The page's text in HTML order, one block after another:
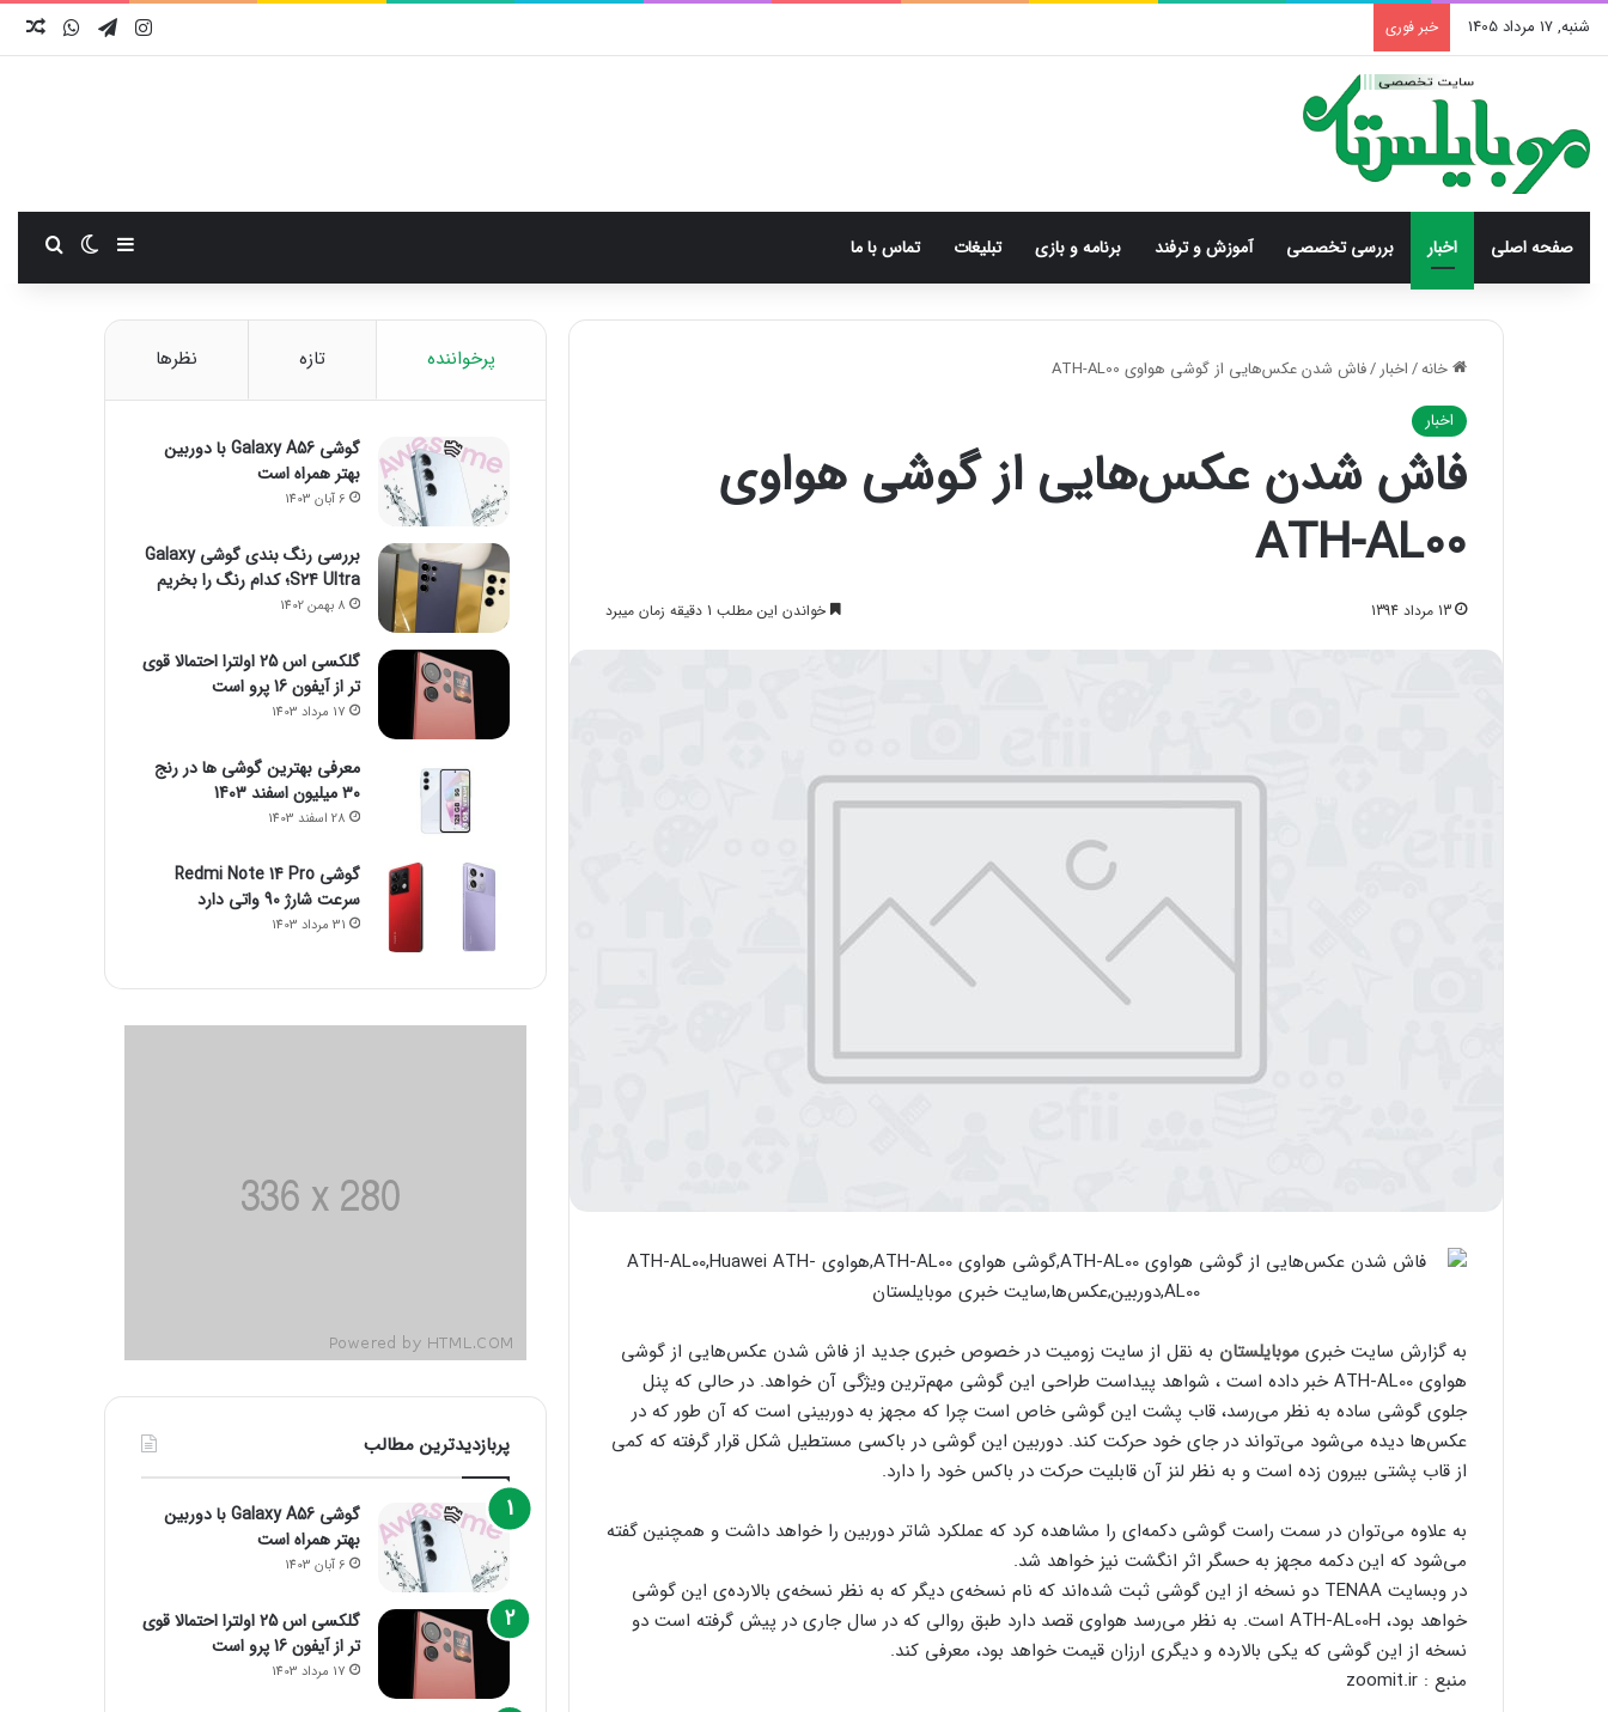
شنبه, 17 مرداد 1405 خبر فوری اینستاگرام
تلگرام واتس
صفحه اصلی اخبار بررسی‌ تخصصی آموزش و ترفند برنامه و بازی تبلیغات تماس با ما سایدبارتغییر
خانه/اخبار/فاش شدن عکس‌هایی از گوشی هواوی ATH-AL00
اخبار
فاش شدن عکس‌هایی از گوشی هواوی
ATH-AL00
13 مرداد 1394 خواندن این مطلب 1 دقیقه زمان میبرد
به گزارش سایت خبری موبایلستان به نقل از سایت زومیت در خصوص خبری جدید از فاش شدن عکس‌هایی از گوشی
هواوی ATH-AL00 خبر داده است ، شواهد پیداست طراحی این گوشی مهم‌ترین ویژگی آن خواهد. در حالی که پنل
جلوی گوشی ساده به نظر می‌رسد، قاب پشت این گوشی خاص است چرا که مجهز به دوربینی است که آن طور که در
عکس‌ها دیده می‌شود می‌تواند در جای خود حرکت کند. دوربین این گوشی در باکسی مستطیل شکل قرار گرفته که کمی
از قاب پشتی بیرون زده است و به نظر لنز آن قابلیت حرکت در باکس خود را دارد.
به علاوه می‌توان در سمت راست گوشی دکمه‌ای را مشاهده کرد که عملکرد شاتر دوربین را خواهد داشت و همچنین گفته
می‌شود که این دکمه مجهز به حسگر اثر انگشت نیز خواهد شد.
در وبسایت TENAA دو نسخه از این گوشی ثبت شده‌اند که نام نسخه‌ی دیگر که به نظر نسخه‌ی بالارده‌ی این گوشی
خواهد بود، ATH-AL00H است. به نظر می‌رسد هواوی قصد دارد طبق روالی که در سال جاری در پیش گرفته است دو
نسخه از این گوشی که یکی بالارده و دیگری ارزان قیمت خواهد بود، معرفی کند.
منبع : zoomit.ir
پرخواننده تازه نظرها
گوشی Galaxy A56 با دوربین
بهتر همراه است
6 آبان 1403
بررسی رنگ بندی گوشی Galaxy
S24 Ultra؛ کدام رنگ را بخریم
8 بهمن 1402
گلکسی اس 25 اولترا احتمالا قوی
تر از آیفون 16 پرو است
17 مرداد 1403
معرفی بهترین گوشی ها در رنج
۳۰ میلیون اسفند 1403
28 اسفند 1403
گوشی Redmi Note 14 Pro
سرعت شارژ 90 واتی دارد
31 مرداد 1403
پربازدیدترین مطالب
گوشی Galaxy A56 با دوربین
بهتر همراه است
6 آبان 1403
گلکسی اس 25 اولترا احتمالا قوی
تر از آیفون 16 پرو است
17 مرداد 1403